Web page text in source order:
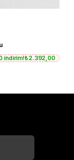
indirim!₺2.392,00